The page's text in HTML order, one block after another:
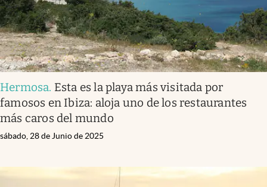
Hermosa. Esta es la playa más visitada por
famosos en Ibiza: aloja uno de los restaurantes
más caros del mundo
sábado, 28 de Junio de 2025